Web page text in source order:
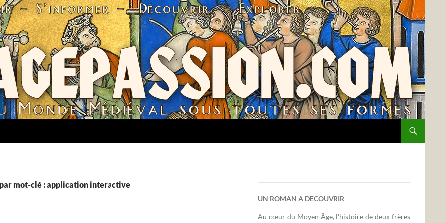
mot-clé : application interactive
UN ROMAN A DECOUVRIR
Au cœur du Moyen Âge, l'histoire de deux frères